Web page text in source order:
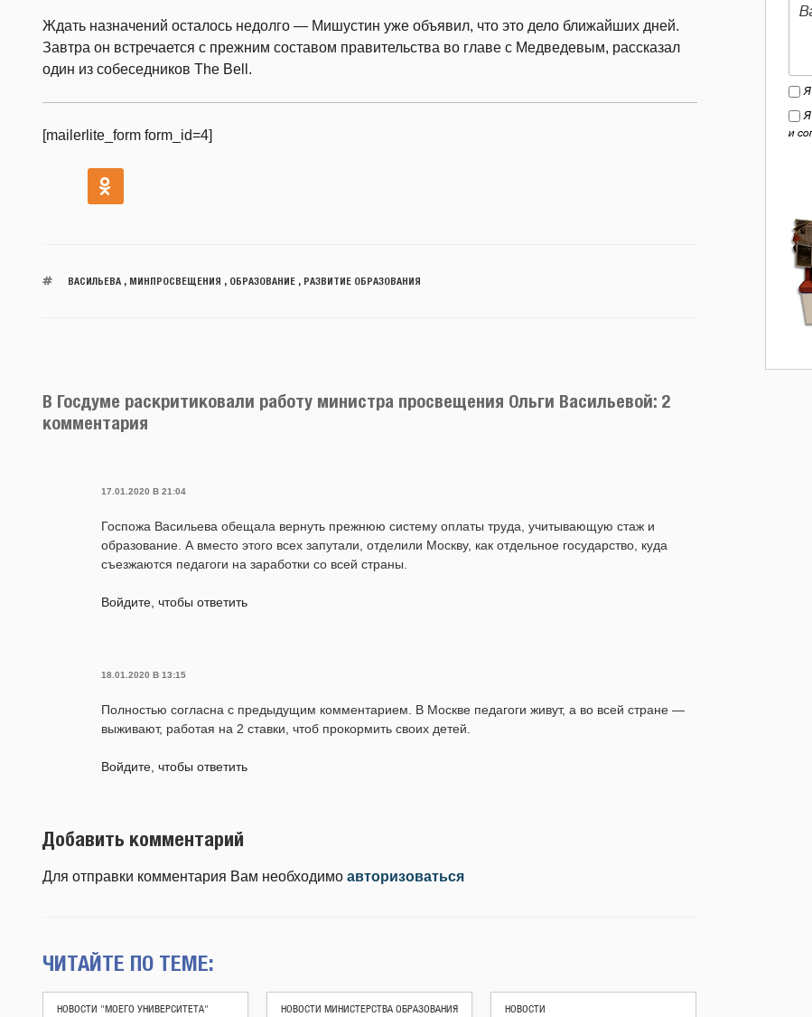
Ждать назначений осталось недолго — Мишустин уже объявил, что это дело ближайших дней.
Завтра он встречается с прежним составом правительства во главе с Медведевым, рассказал
один из собеседников The Bell.
[mailerlite_form form_id=4]
ВАСИЛЬЕВА, МИНПРОСВЕЩЕНИЯ , ОБРАЗОВАНИЕ, РАЗВИТИЕ ОБРАЗОВАНИЯ
В Госдуме раскритиковали работу министра просвещения Ольги Васильевой: 2
комментария
17.01.2020 В 21:04
Госпожа Васильева обещала вернуть прежнюю систему оплаты труда, учитывающую стаж и
образование. А вместо этого всех запутали, отделили Москву, как отдельное государство, куда
съезжаются педагоги на заработки со всей страны.
Войдите, чтобы ответить
18.01.2020 В 13:15
Полностью согласна с предыдущим комментарием. В Москве педагоги живут, а во всей стране —
выживают, работая на 2 ставки, чтоб прокормить своих детей.
Войдите, чтобы ответить
Добавить комментарий
Для отправки комментария Вам необходимо авторизоваться
ЧИТАЙТЕ ПО ТЕМЕ:
НОВОСТИ "МОЕГО УНИВЕРСИТЕТА" НОВОСТИ МИНИСТЕРСТВА ОБРАЗОВАНИЯ НОВОСТИ
Я
Я
и